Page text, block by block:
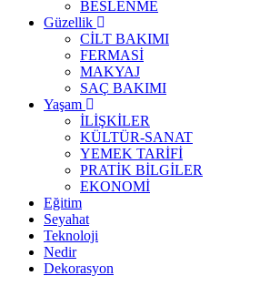
BESLENME
Güzellik
CİLT BAKIMI
FERMASİ
MAKYAJ
SAÇ BAKIMI
Yaşam
İLİŞKİLER
KÜLTÜR-SANAT
YEMEK TARİFİ
PRATİK BİLGİLER
EKONOMİ
Eğitim
Seyahat
Teknoloji
Nedir
Dekorasyon